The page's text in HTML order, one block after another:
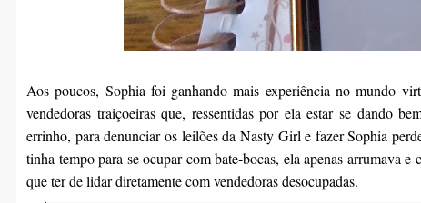
Aos poucos, Sophia foi ganhando mais experiência no mundo
vendedoras traiçoeiras que, ressentidas por ela estar se dando
errinho, para denunciar os leilões da Nasty Girl e fazer Sophia
tinha tempo para se ocupar com bate-bocas, ela apenas arrumava
que ter de lidar diretamente com vendedoras desocupadas.